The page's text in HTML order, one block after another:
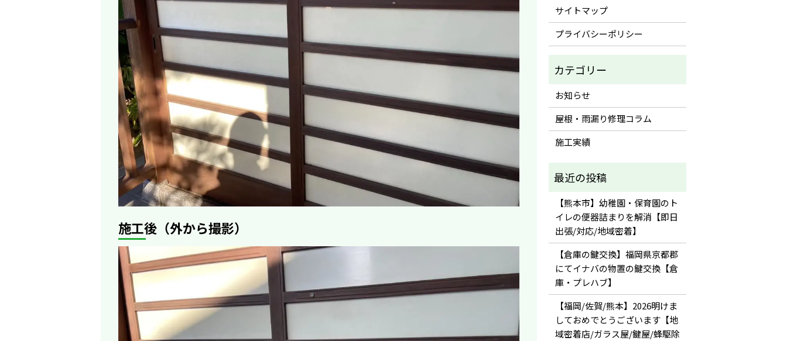
施工後（外から撮影）
サイトマップ
プライバシーポリシー
お知らせ
屋根・雨漏り修理コラム
施工実績
【熊本市】幼稚園・保育園のト
イレの便器詰まりを解消【即日
出張/対応/地域密着】
【倉庫の鍵交換】福岡県京都郡
にてイナバの物置の鍵交換【倉
庫・プレハブ】
【福岡/佐賀/熊本】2026明けま
しておめでとうございます【地
域密着店/ガラス屋/鍵屋/蜂駆除